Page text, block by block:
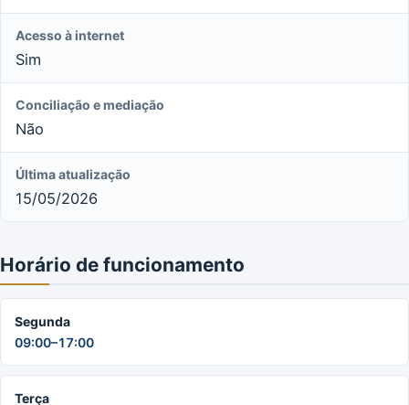
Acesso à internet
Sim
Conciliação e mediação
Não
Última atualização
15/05/2026
Horário de funcionamento
Segunda
09:00–17:00
Terça